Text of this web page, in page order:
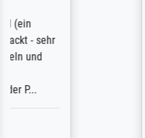
site advertising
quality for a large
refunded me
blurry print vs. a
representation.